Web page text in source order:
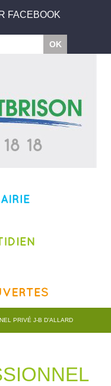
FACEBOOK
PRIVÉ J-B D’ALLARD